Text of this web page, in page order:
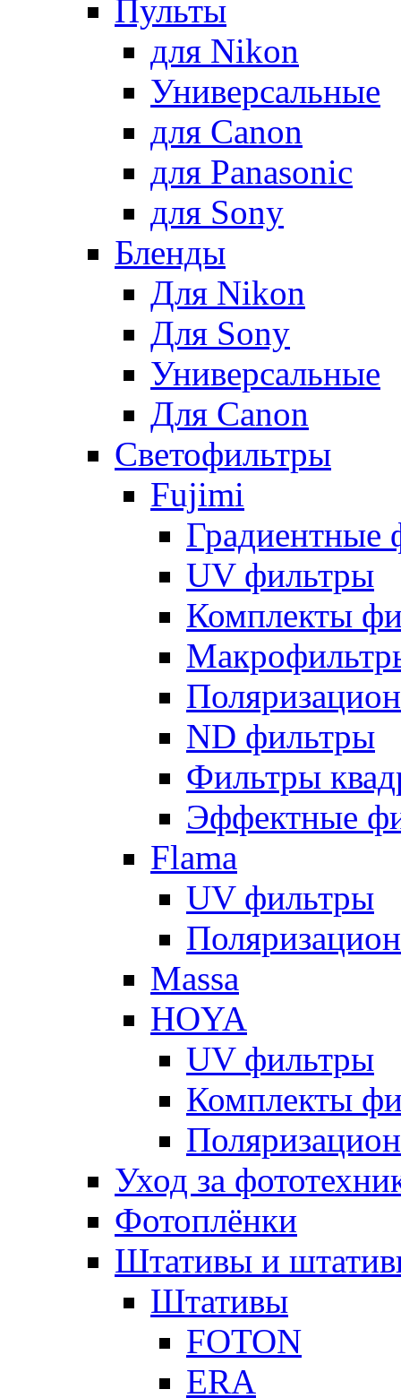
Пульты
для Nikon
Универсальные
для Canon
для Panasonic
для Sony
Бленды
Для Nikon
Для Sony
Универсальные
Для Canon
Светофильтры
Fujimi
Градиентные
UV фильтры
Комплекты
ND фильтры
Фильтры
Эффектные
Flama
UV фильтры
Massa
HOYA
UV фильтры
Комплекты
Уход за
Фотоплёнки
Штативы и
Штативы
FOTON
ERA